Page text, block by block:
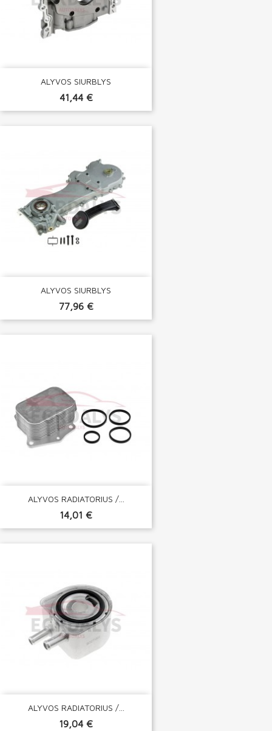
ALYVOS SIURBLYS
41,44 €
ALYVOS SIURBLYS
77,96 €
ALYVOS RADIATORIUS /...
14,01 €
ALYVOS RADIATORIUS /...
19,04 €